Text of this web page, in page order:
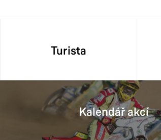
Turista
Kalendář akcí